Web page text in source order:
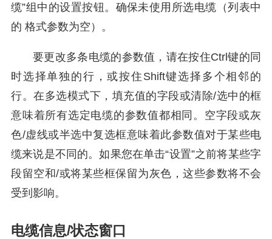
缆”组中的设置按钮。确保未使用所选电缆（列表中
的 格式参数为空）。
要更改多条电缆的参数值，请在按住Ctrl键的同
时选择单独的行，或按住Shift键选择多个相邻的
行。在多选模式下，填充值的字段或清除/选中的框
意味着所有选定电缆的参数值都相同。空字段或灰
色/虚线或半选中复选框意味着此参数值对于某些电
缆来说是不同的。如果您在单击“设置”之前将某些字
段留空和/或将某些框保留为灰色，这些参数将不会
受到影响。
电缆信息/状态窗口